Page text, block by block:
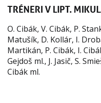
TRÉNERI V LIPT.
O. Cibák, V. Cibák, P.
Matušík, D. Kollár, I.
Martikán, P. Cibák, I.
Gejdoš ml., J. Jasič, S.
Cibák ml.